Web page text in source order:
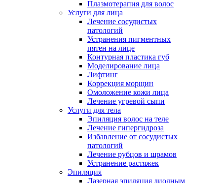
Плазмотерапия для волос
Услуги для лица
Лечение сосудистых
патологий
Устранения пигментных
пятен на лице
Контурная пластика губ
Моделирование лица
Лифтинг
Коррекция морщин
Омоложение кожи лица
Лечение угревой сыпи
Услуги для тела
Эпиляция волос на теле
Лечение гипергидроза
Избавление от сосудистых
патологий
Лечение рубцов и шрамов
Устранение растяжек
Эпиляция
Лазерная эпиляция диодным